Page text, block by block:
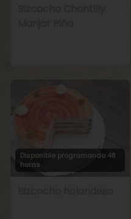
Disponible programando 48
horas